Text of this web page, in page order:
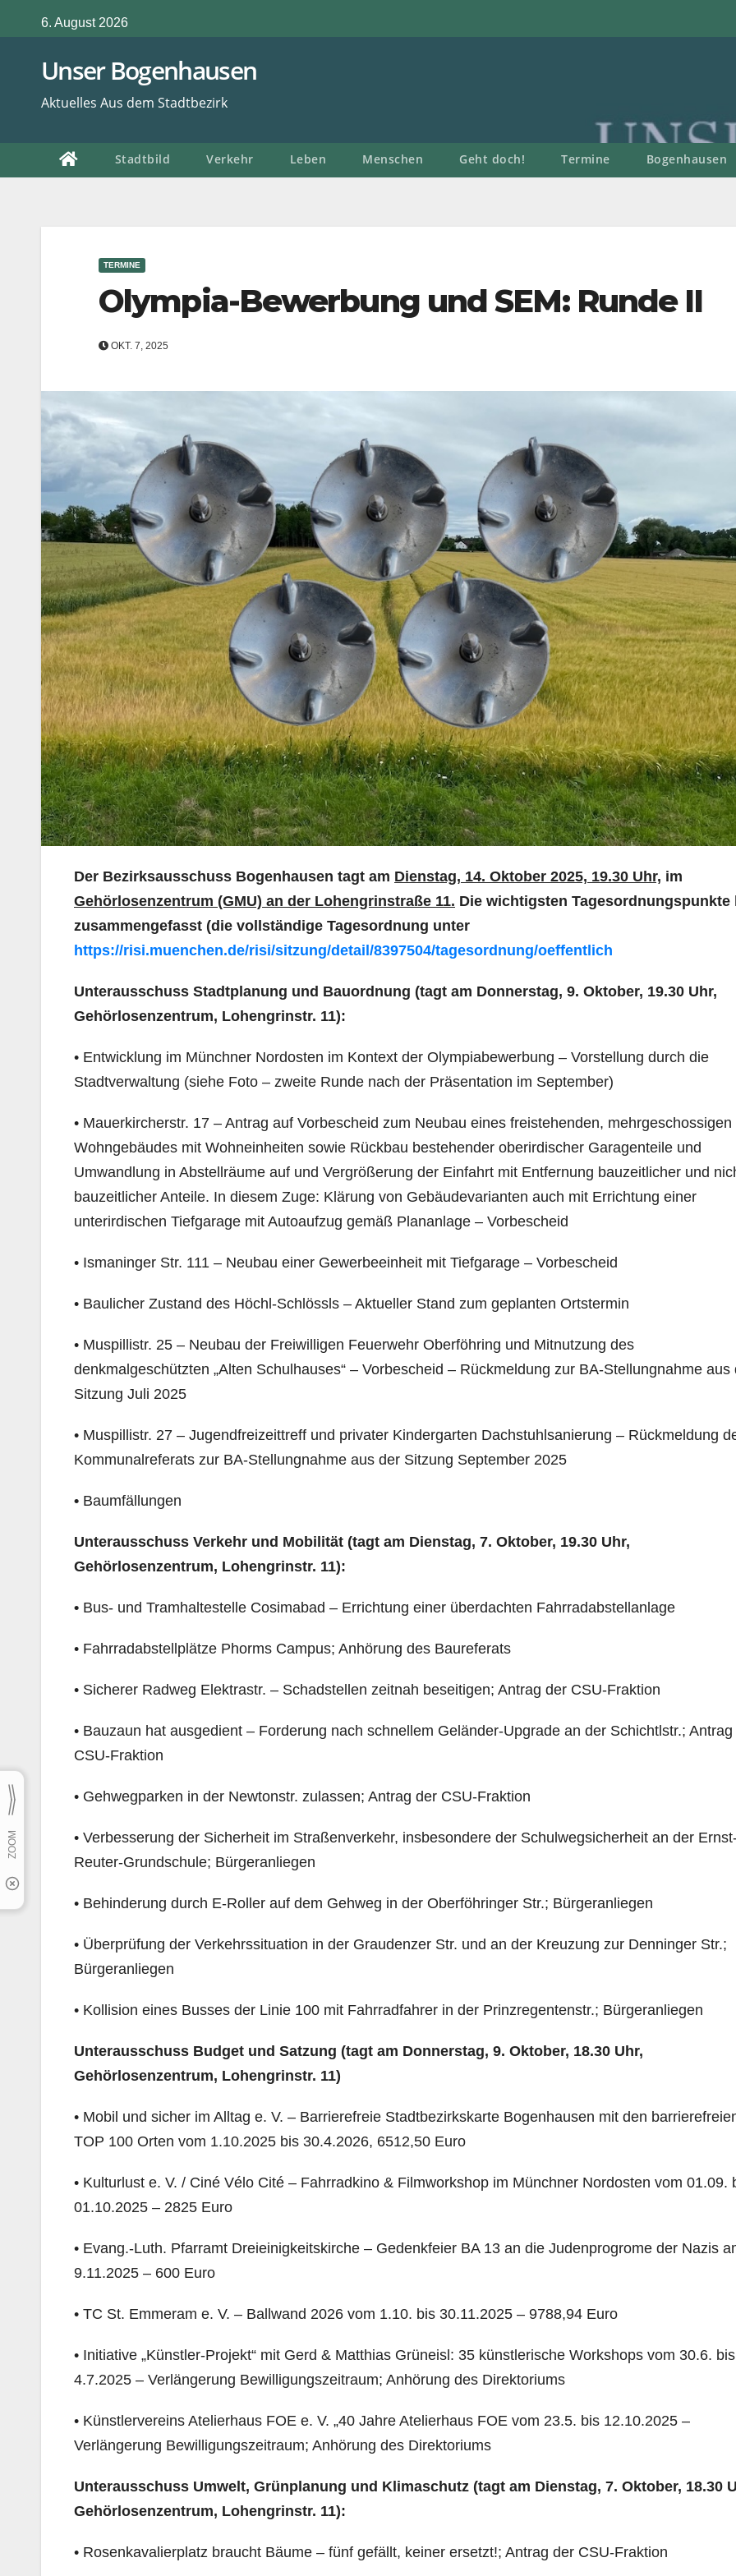
Inhalt
springen
6. August 2026
Unser Bogenhausen
Aktuelles Aus dem Stadtbezirk
Stadtbild Verkehr Leben Menschen Geht doch! Termine Bogenhausen
TERMINE
Olympia-Bewerbung und SEM: Runde II
OKT. 7, 2025
Der Bezirksausschuss Bogenhausen tagt am Dienstag, 14. Oktober 2025, 19.30 Uhr, im
Gehörlosenzentrum (GMU) an der Lohengrinstraße 11. Die wichtigsten Tagesordnungspunkte
zusammengefasst (die vollständige Tagesordnung unter
https://risi.muenchen.de/risi/sitzung/detail/8397504/tagesordnung/oeffentlich
Unterausschuss Stadtplanung und Bauordnung (tagt am Donnerstag, 9. Oktober, 19.30 Uhr,
Gehörlosenzentrum, Lohengrinstr. 11):
• Entwicklung im Münchner Nordosten im Kontext der Olympiabewerbung – Vorstellung durch die
Stadtverwaltung (siehe Foto – zweite Runde nach der Präsentation im September)
• Mauerkircherstr. 17 – Antrag auf Vorbescheid zum Neubau eines freistehenden, mehrgeschossigen
Wohngebäudes mit Wohneinheiten sowie Rückbau bestehender oberirdischer Garagenteile und
Umwandlung in Abstellräume auf und Vergrößerung der Einfahrt mit Entfernung bauzeitlicher und
bauzeitlicher Anteile. In diesem Zuge: Klärung von Gebäudevarianten auch mit Errichtung einer
unterirdischen Tiefgarage mit Autoaufzug gemäß Plananlage – Vorbescheid
• Ismaninger Str. 111 – Neubau einer Gewerbeeinheit mit Tiefgarage – Vorbescheid
• Baulicher Zustand des Höchl-Schlössls – Aktueller Stand zum geplanten Ortstermin
• Muspillistr. 25 – Neubau der Freiwilligen Feuerwehr Oberföhring und Mitnutzung des
denkmalgeschützten „Alten Schulhauses“ – Vorbescheid – Rückmeldung zur BA-Stellungnahme aus
Sitzung Juli 2025
• Muspillistr. 27 – Jugendfreizeittreff und privater Kindergarten Dachstuhlsanierung – Rückmeldung
Kommunalreferats zur BA-Stellungnahme aus der Sitzung September 2025
• Baumfällungen
Unterausschuss Verkehr und Mobilität (tagt am Dienstag, 7. Oktober, 19.30 Uhr,
Gehörlosenzentrum, Lohengrinstr. 11):
• Bus- und Tramhaltestelle Cosimabad – Errichtung einer überdachten Fahrradabstellanlage
• Fahrradabstellplätze Phorms Campus; Anhörung des Baureferats
• Sicherer Radweg Elektrastr. – Schadstellen zeitnah beseitigen; Antrag der CSU-Fraktion
• Bauzaun hat ausgedient – Forderung nach schnellem Geländer-Upgrade an der Schichtlstr.; Antrag
CSU-Fraktion
• Gehwegparken in der Newtonstr. zulassen; Antrag der CSU-Fraktion
• Verbesserung der Sicherheit im Straßenverkehr, insbesondere der Schulwegsicherheit an der
Reuter-Grundschule; Bürgeranliegen
• Behinderung durch E-Roller auf dem Gehweg in der Oberföhringer Str.; Bürgeranliegen
• Überprüfung der Verkehrssituation in der Graudenzer Str. und an der Kreuzung zur Denninger Str.;
Bürgeranliegen
• Kollision eines Busses der Linie 100 mit Fahrradfahrer in der Prinzregentenstr.; Bürgeranliegen
Unterausschuss Budget und Satzung (tagt am Donnerstag, 9. Oktober, 18.30 Uhr,
Gehörlosenzentrum, Lohengrinstr. 11)
• Mobil und sicher im Alltag e. V. – Barrierefreie Stadtbezirkskarte Bogenhausen mit den
TOP 100 Orten vom 1.10.2025 bis 30.4.2026, 6512,50 Euro
• Kulturlust e. V. / Ciné Vélo Cité – Fahrradkino & Filmworkshop im Münchner Nordosten vom 01.09.
01.10.2025 – 2825 Euro
• Evang.-Luth. Pfarramt Dreieinigkeitskirche – Gedenkfeier BA 13 an die Judenprogrome der Nazis
9.11.2025 – 600 Euro
• TC St. Emmeram e. V. – Ballwand 2026 vom 1.10. bis 30.11.2025 – 9788,94 Euro
• Initiative „Künstler-Projekt“ mit Gerd & Matthias Grüneisl: 35 künstlerische Workshops vom 30.6. bis
4.7.2025 – Verlängerung Bewilligungszeitraum; Anhörung des Direktoriums
• Künstlervereins Atelierhaus FOE e. V. „40 Jahre Atelierhaus FOE vom 23.5. bis 12.10.2025 –
Verlängerung Bewilligungszeitraum; Anhörung des Direktoriums
Unterausschuss Umwelt, Grünplanung und Klimaschutz (tagt am Dienstag, 7. Oktober, 18.30
Gehörlosenzentrum, Lohengrinstr. 11):
• Rosenkavalierplatz braucht Bäume – fünf gefällt, keiner ersetzt!; Antrag der CSU-Fraktion